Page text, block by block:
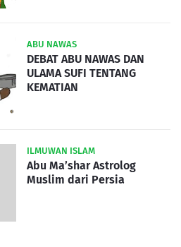
ABU NAWAS
DEBAT ABU NAWAS DAN
ULAMA SUFI TENTANG
KEMATIAN
ILMUWAN ISLAM
Abu Ma’shar Astrolog
Muslim dari Persia